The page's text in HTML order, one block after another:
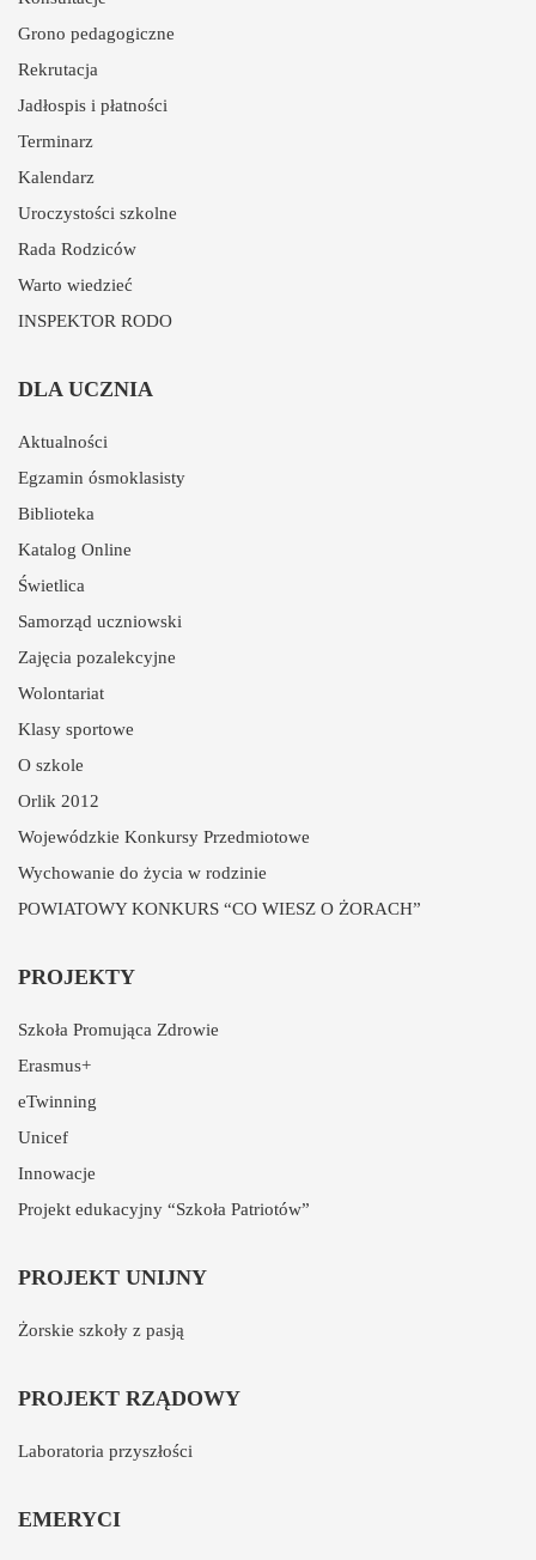
Grono pedagogiczne
Rekrutacja
Jadłospis i płatności
Terminarz
Kalendarz
Uroczystości szkolne
Rada Rodziców
Warto wiedzieć
INSPEKTOR RODO
DLA UCZNIA
Aktualności
Egzamin ósmoklasisty
Biblioteka
Katalog Online
Świetlica
Samorząd uczniowski
Zajęcia pozalekcyjne
Wolontariat
Klasy sportowe
O szkole
Orlik 2012
Wojewódzkie Konkursy Przedmiotowe
Wychowanie do życia w rodzinie
POWIATOWY KONKURS “CO WIESZ O ŻORACH”
PROJEKTY
Szkoła Promująca Zdrowie
Erasmus+
eTwinning
Unicef
Innowacje
Projekt edukacyjny “Szkoła Patriotów”
PROJEKT UNIJNY
Żorskie szkoły z pasją
PROJEKT RZĄDOWY
Laboratoria przyszłości
EMERYCI